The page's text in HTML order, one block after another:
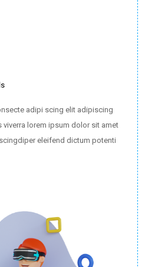
adipi scing elit adipiscing
lorem ipsum dolor sit amet
eleifend dictum potenti